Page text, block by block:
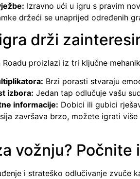
Izravno ući u igru s pravim
držeći se unaprijed određenih
drži
Roadu proizlazi iz tri ključne
Brzi porasti stvaraju
izbora: Jedan tap odlučuje vašu
informacije: Dobici ili gubici
završava brzo, možete igrati
vožnju? Počnite
i strateško odlučivanje zvuče